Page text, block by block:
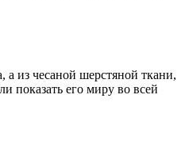
из чесаной шерстяной ткани,
показать его миру во всей